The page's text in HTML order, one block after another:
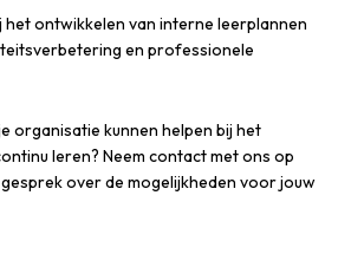
het ontwikkelen van interne leerplannen
en professionele
organisatie kunnen helpen bij het
leren? Neem contact met ons op
over de mogelijkheden voor jouw